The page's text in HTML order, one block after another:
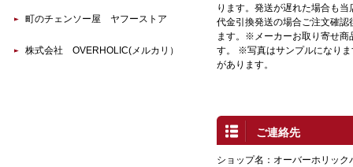
ります。発送が遅れた場合も
代金引換発送の場合ご注文確
ます。※メーカーお取り寄せ商
す。 ※写真はサンプルになり
があります。
ご連絡先
ショップ名：オーバーホリック
町のチェンソー屋 ヤフーストア
株式会社 OVERHOLIC(メルカリ）